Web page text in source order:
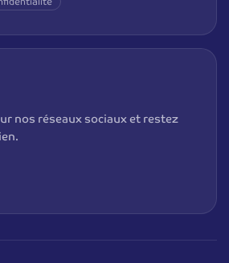
nos réseaux sociaux et restez